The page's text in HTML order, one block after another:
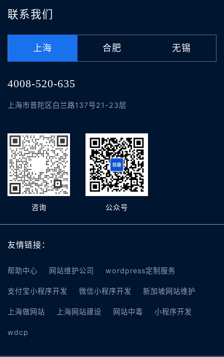
联系我们
上海 合肥 无锡
4008-520-635
上海市普陀区白兰路137号21-23层
咨询 公众号
友情链接：
帮助中心 网站维护公司 wordpress定制服务
支付宝小程序开发 微信小程序开发 新加坡网站维护
上海做网站 上海网站建设 网站中毒 小程序开发
wdcp